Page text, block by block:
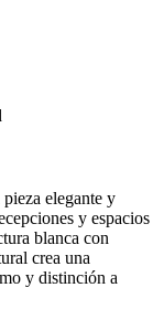
pieza elegante y
y espacios
blanca con
crea una
y distinción a